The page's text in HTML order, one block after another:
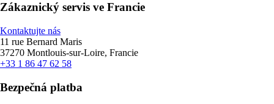
Zákaznický servis ve Francie
Kontaktujte nás
11 rue Bernard Maris
37270 Montlouis-sur-Loire, Francie
+33 1 86 47 62 58
Bezpečná platba